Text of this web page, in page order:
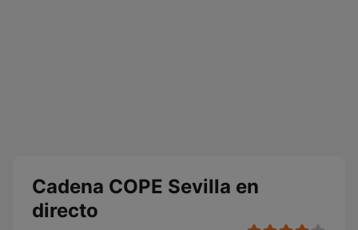
Cadena COPE Sevilla en
directo